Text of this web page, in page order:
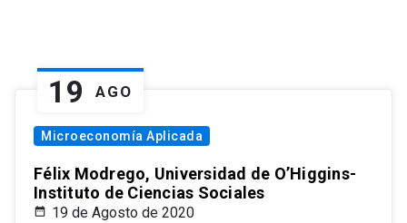
19 AGO
Microeconomía Aplicada
Félix Modrego, Universidad de O’Higgins-
Instituto de Ciencias Sociales
19 de Agosto de 2020